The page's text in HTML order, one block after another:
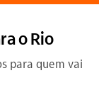
o Rio
para quem vai